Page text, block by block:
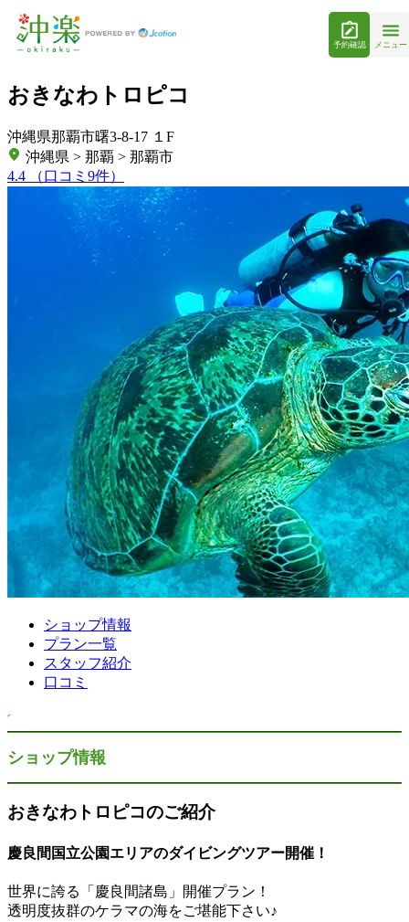
予約確認 メニュー
おきなわトロピコ
沖縄県那覇市曙3-8-17 １F
沖縄県 > 那覇 > 那覇市
4.4
（口コミ9件）
ショップ情報
プラン一覧
スタッフ紹介
口コミ
ショップ情報
おきなわトロピコのご紹介
慶良間国立公園エリアのダイビングツアー開催！
世界に誇る「慶良間諸島」開催プラン！
透明度抜群のケラマの海をご堪能下さい♪